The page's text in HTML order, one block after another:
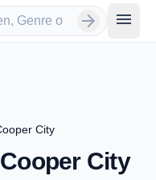
arrow_forward menu
City
City